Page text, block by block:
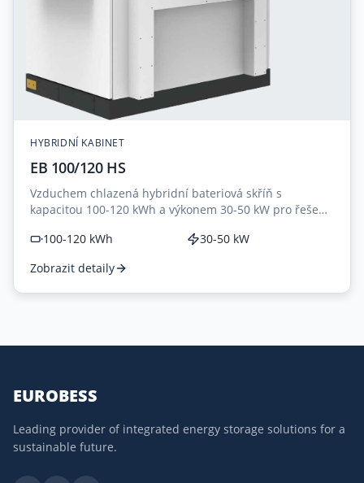
HYBRIDNÍ KABINET
EB 100/120 HS
Vzduchem chlazená hybridní bateriová skříň s
kapacitou 100-120 kWh a výkonem 30-50 kW pro řešení
100-120 kWh
30-50 kW
Zobrazit detaily
EUROBESS
Leading provider of integrated energy storage solutions for a
sustainable future.